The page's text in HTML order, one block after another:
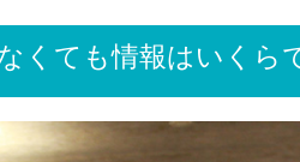
くても情報はいくら